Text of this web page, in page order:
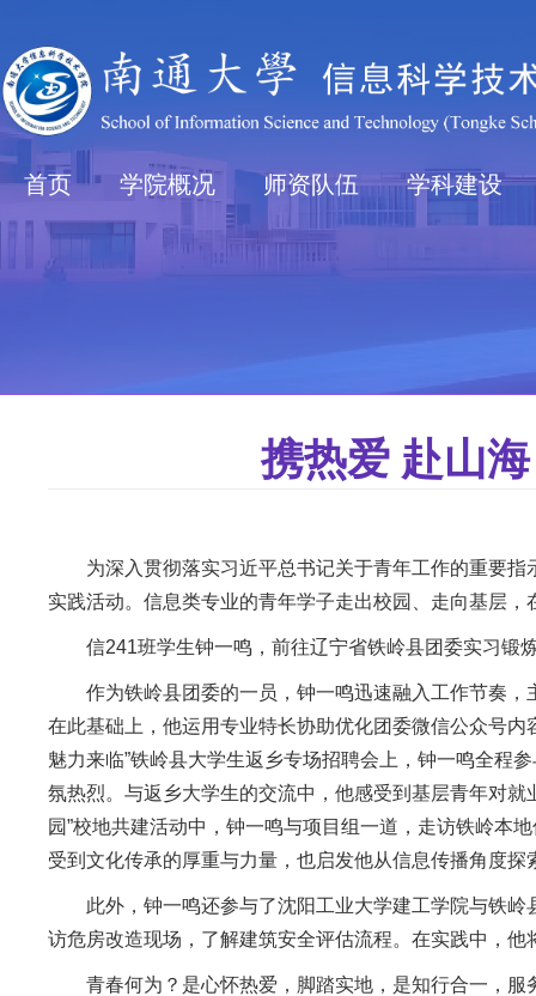
首页 学院概况 师资队伍 学科建设
携热爱 赴山
为深入贯彻落实习近平总书记关于青年工作的重要指
实践活动。信息类专业的青年学子走出校园、走向基层
信241班学生钟一鸣，前往辽宁省铁岭县团委实习锻
作为铁岭县团委的一员，钟一鸣迅速融入工作节奏
在此基础上，他运用专业特长协助优化团委微信公众号内
魅力来临”铁岭县大学生返乡专场招聘会上，钟一鸣全程
氛热烈。与返乡大学生的交流中，他感受到基层青年对
园”校地共建活动中，钟一鸣与项目组一道，走访铁岭本
受到文化传承的厚重与力量，也启发他从信息传播角度探
此外，钟一鸣还参与了沈阳工业大学建工学院与铁
访危房改造现场，了解建筑安全评估流程。在实践中，
青春何为？是心怀热爱，脚踏实地，是知行合一，